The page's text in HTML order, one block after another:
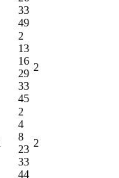
33
49
2
13
16
29
33
45
2
2
4
8
23
33
44
2